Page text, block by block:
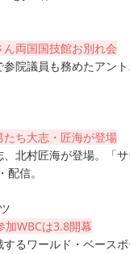
両国国技館お別れ会
院議員も務めたアン
ち大志・匠海が登場
北村匠海が登場。「
信。
加WBCは3.8開幕
するワールド・ベース